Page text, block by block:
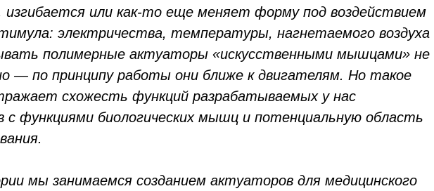
или как-то еще меняет форму под воздействием
электричества, температуры, нагнетаемого воздуха
полимерные актуаторы «искусственными мышцами» не
— по принципу работы они ближе к двигателям. Но такое
схожесть функций разрабатываемых у нас
с функциями биологических мышц и потенциальную область
мы занимаемся созданием актуаторов для медицинского